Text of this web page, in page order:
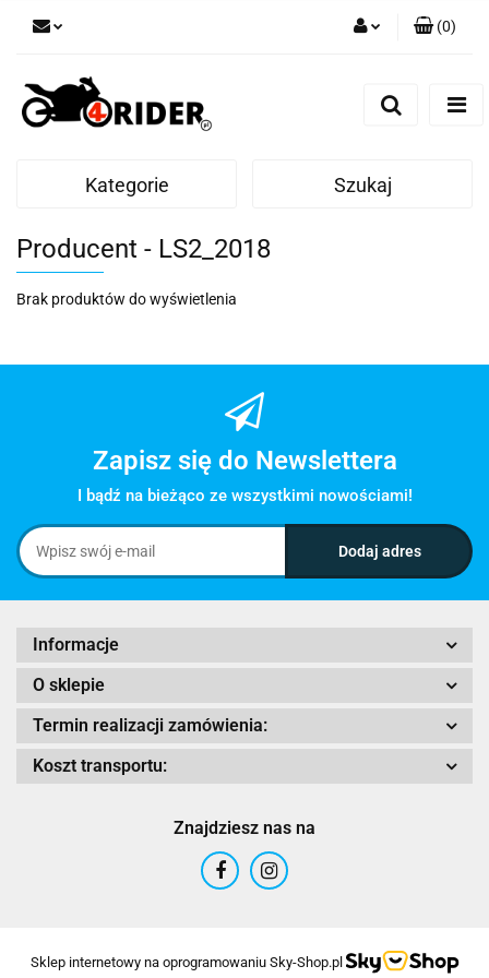
(0)
Kategorie Szukaj
Producent - LS2_2018
Brak produktów do wyświetlenia
Zapisz się do Newslettera
I bądź na bieżąco ze wszystkimi nowościami!
Informacje
O sklepie
Termin realizacji zamówienia:
Koszt transportu:
Znajdziesz nas na
Sklep internetowy na oprogramowaniu Sky-Shop.pl